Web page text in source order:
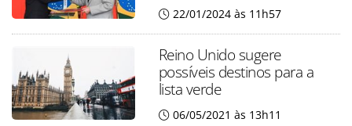
22/01/2024 às 11h57
Reino Unido sugere
possíveis destinos para a
lista verde
06/05/2021 às 13h11